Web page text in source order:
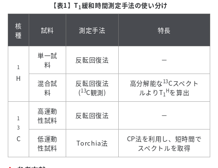
【表1】T1緩和時間測定手法の使い分け
核
種
試料 測定手法 特長
1
H
単一試
料
反転回復法 －
混合試
料
反転回復法
(13C観測)
高分解能な13Cスペクト
ルよりT1
Hを算出
1
3
C
高運動
性試料
反転回復法 －
低運動
性試料
Torchia法
CP法を利用し、短時間で
スペクトルを取得